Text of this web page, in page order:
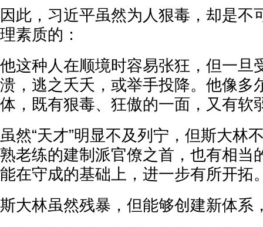
因此，习近平虽然为人狠毒，却是不
理素质的：
他这种人在顺境时容易张狂，但一旦
溃，逃之夭夭，或举手投降。他像多
体，既有狠毒、狂傲的一面，又有软
虽然“天才”明显不及列宁，但斯大林
熟老练的建制派官僚之首，也有相当
能在守成的基础上，进一步有所开拓
斯大林虽然残暴，但能够创建新体系